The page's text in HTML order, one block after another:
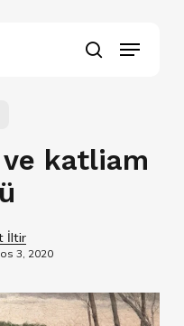
search
Menu
katliam
İltir
3, 2020